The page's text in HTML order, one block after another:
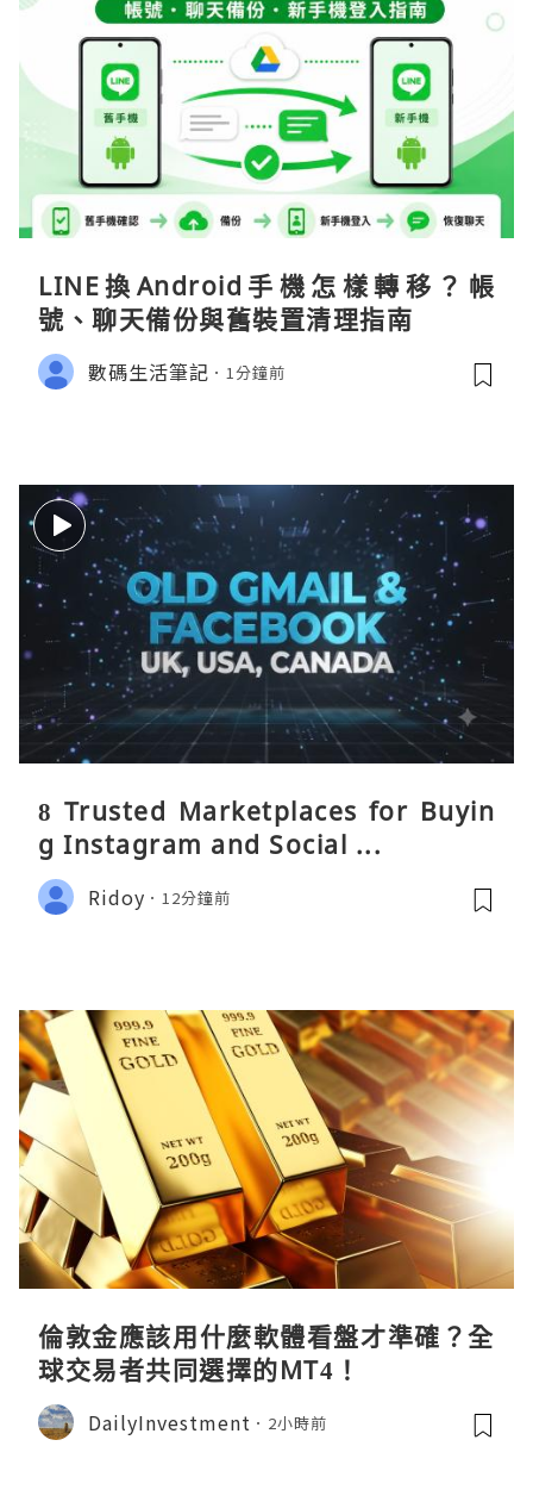
LINE換Android手機怎樣轉移？帳
號、聊天備份與舊裝置清理指南
數碼生活筆記 1分鐘前
8 Trusted Marketplaces for Buyin
g Instagram and Social ...
Ridoy 12分鐘前
倫敦金應該用什麼軟體看盤才準確？全
球交易者共同選擇的MT4！
DailyInvestment 2小時前